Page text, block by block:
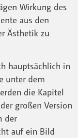
Wirkung des
aus den
Ästhetik zu
hauptsächlich in
unter dem
die Kapitel
großen Version
der
auf ein Bild